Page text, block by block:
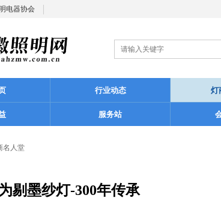
电器协会
行业动态 灯
服务站
名人堂
剔墨纱灯-300年传承